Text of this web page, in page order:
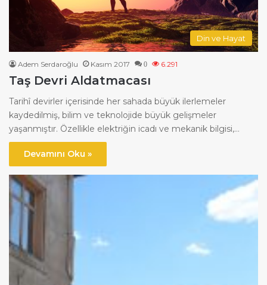
Din ve Hayat
Adem Serdaroğlu Kasım 2017 0 6.291
Taş Devri Aldatmacası
Tarihî devirler içerisinde her sahada büyük ilerlemeler
kaydedilmiş, bilim ve teknolojide büyük gelişmeler
yaşanmıştır. Özellikle elektriğin icadı ve mekanik bilgisi,…
Devamını Oku »